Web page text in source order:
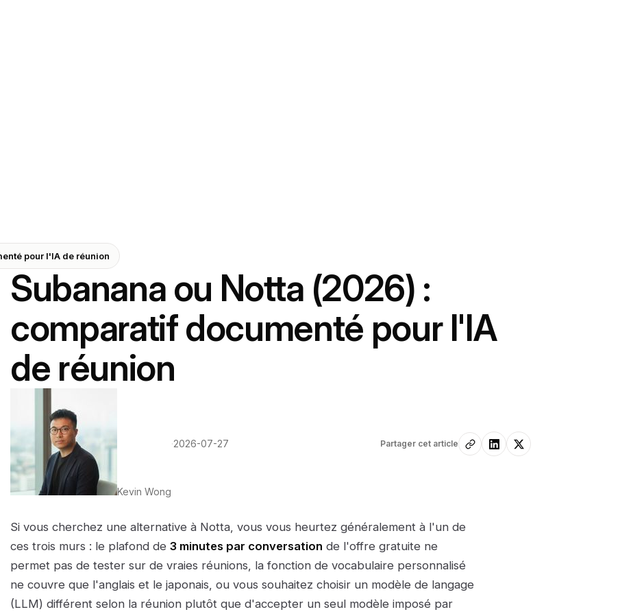
pour l'IA de réunion
Subanana ou Notta (2026) :
comparatif documenté pour l'IA
de réunion
Kevin Wong
·2026-07-27 Partager cet article
Si vous cherchez une alternative à Notta, vous vous heurtez généralement à l'un de
ces trois murs : le plafond de 3 minutes par conversation de l'offre gratuite ne
permet pas de tester sur de vraies réunions, la fonction de vocabulaire personnalisé
ne couvre que l'anglais et le japonais, ou vous souhaitez choisir un modèle de langage
(LLM) différent selon la réunion plutôt que d'accepter un seul modèle imposé par